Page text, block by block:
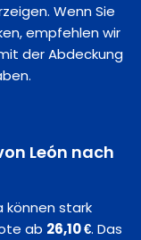
Wenn Sie
empfehlen wir
der Abdeckung
León nach
können stark
ab 26,10 €. Das